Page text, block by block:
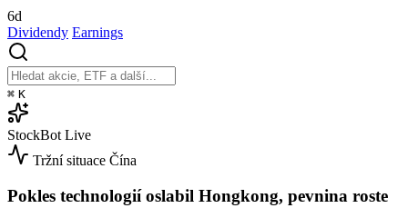
6d
Dividendy Earnings
⌘ K
StockBot Live
Tržní situace Čína
Pokles technologií oslabil Hongkong, pevnina roste